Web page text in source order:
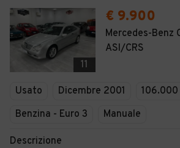
11
€ 9.900
Mercedes-Benz
ASI/CRS
Usato Dicembre 2001
106.000
Benzina - Euro 3
Manuale
Descrizione